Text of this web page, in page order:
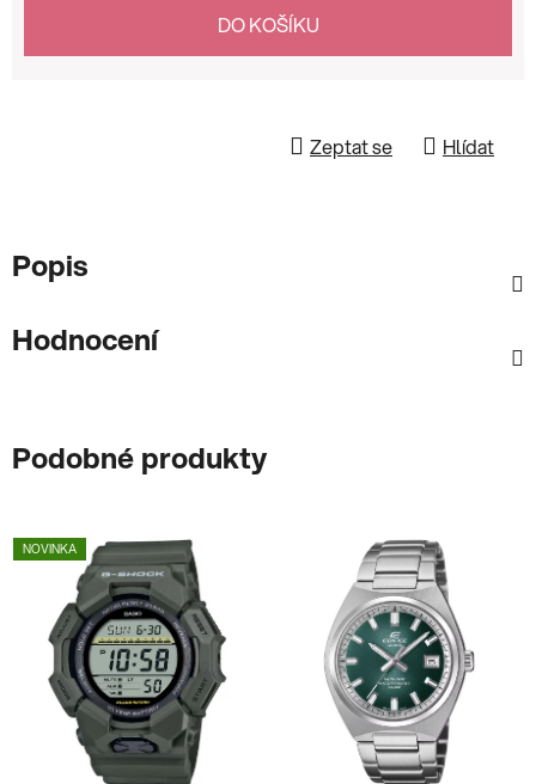
DO KOŠÍKU
Zeptat se Hlídat
Popis
Hodnocení
Podobné produkty
NOVINKA